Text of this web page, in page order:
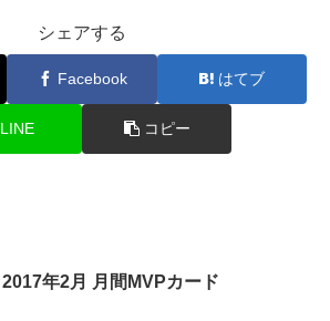
シェアする
Facebook はてブ
LINE コピー
2017年2月 月間MVPカード